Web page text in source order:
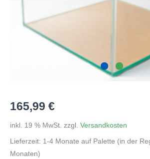
165,99 €
inkl. 19 % MwSt. zzgl. Versandkosten
Lieferzeit: 1-4 Monate auf Palette (in der
Monaten)